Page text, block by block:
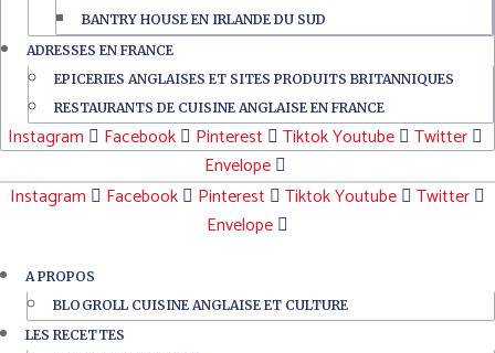
BANTRY HOUSE EN IRLANDE DU SUD
ADRESSES EN FRANCE
EPICERIES ANGLAISES ET SITES PRODUITS BRITANNIQUES
RESTAURANTS DE CUISINE ANGLAISE EN FRANCE
Instagram Facebook Pinterest TiktokYoutube
Twitter
Envelope
Instagram
Facebook Pinterest TiktokYoutube
Twitter
Envelope
A PROPOS
BLOGROLL CUISINE ANGLAISE ET CULTURE
LES RECETTES